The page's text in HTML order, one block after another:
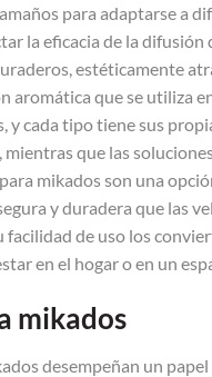
para adaptarse a
la eficacia de la
estéticamente
aromática que se utiliza
y cada tipo tiene sus
mientras que las
mikados son una
y duradera que las
facilidad de uso los
en el hogar o en un
mikados
desempeñan un